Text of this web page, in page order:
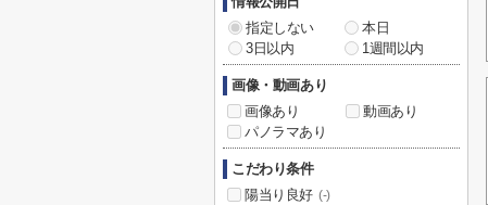
指定しない
本日
3日以内
1週間以内
画像・動画あり
画像あり
動画あり
パノラマあり
こだわり条件
陽当り良好 (-)